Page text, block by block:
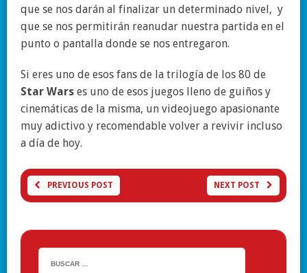
que se nos darán al finalizar un determinado nivel, y
que se nos permitirán reanudar nuestra partida en el
punto o pantalla donde se nos entregaron.
Si eres uno de esos fans de la trilogía de los 80 de
Star Wars es uno de esos juegos lleno de guiños y
cinemáticas de la misma, un videojuego apasionante
muy adictivo y recomendable volver a revivir incluso
a día de hoy.
PREVIOUS POST NEXT POST